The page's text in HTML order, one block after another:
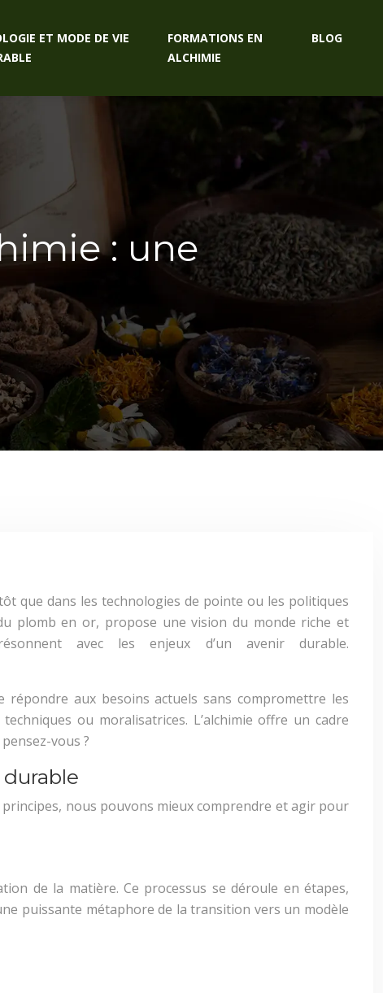
ET MODE DE VIE
FORMATIONS EN
ALCHIMIE
BLOG
: une
que dans les technologies de pointe ou les politiques
plomb en or, propose une vision du monde riche et
avec les enjeux d’un avenir durable.
répondre aux besoins actuels sans compromettre les
ou moralisatrices. L’alchimie offre un cadre
vous ?
nous pouvons mieux comprendre et agir pour
de la matière. Ce processus se déroule en étapes,
puissante métaphore de la transition vers un modèle